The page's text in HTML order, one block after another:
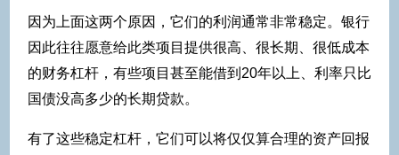
因为上面这两个原因，它们的利润通常非常稳定。银行
因此往往愿意给此类项目提供很高、很长期、很低成本
的财务杠杆，有些项目甚至能借到20年以上、利率只比
国债没高多少的长期贷款。
有了这些稳定杠杆，它们可以将仅仅算合理的资产回报